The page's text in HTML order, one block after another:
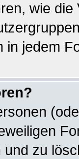
wie
in jedem
und zu